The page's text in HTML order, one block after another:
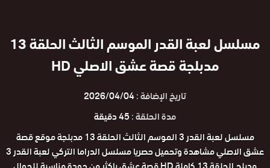
مسلسل لعبة القدر الموسم الثالث الحلقة 13
مدبلجة قصة عشق الاصلي HD
تاريخ الإضافة :2026/04/04
مدة الحلقة :45 دقيقة
مسلسل لعبة القدر 3 الموسم الثالث الحلقة 13 مدبلجة موقع قصة
عشق الاصلي مشاهدة وتحميل حصريا مسلسل الدراما التركي لعبة القدر 3